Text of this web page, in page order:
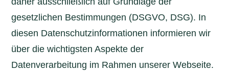
gesetzlichen Bestimmungen (DSGVO, DSG). In
diesen Datenschutzinformationen informieren wir
über die wichtigsten Aspekte der
Datenverarbeitung im Rahmen unserer Webseite.